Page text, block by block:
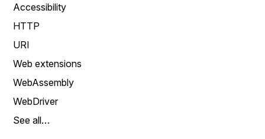
Accessibility
HTTP
URI
Web extensions
WebAssembly
WebDriver
See all…